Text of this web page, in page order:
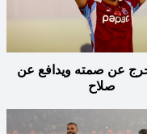
عن صمته ويدافع عن
صلاح